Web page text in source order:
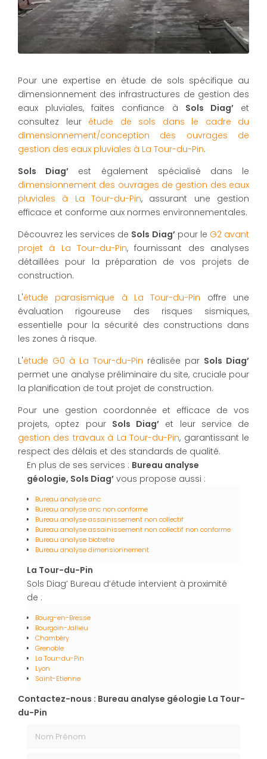
Pour une expertise en étude de sols spécifique au
dimensionnement des infrastructures de gestion des
eaux pluviales, faites confiance à Sols Diag’et
consultez leur étude de sols dans le cadre du
dimensionnement/conception des ouvrages de
gestion des eaux pluviales à La Tour-du-Pin.
Sols Diag’ est également spécialisé dans le
dimensionnement des ouvrages de gestion des eaux
pluviales à La Tour-du-Pin, assurant une gestion
efficace et conforme aux normes environnementales.
Découvrez les services de Sols Diag’pour le G2 avant
projet à La Tour-du-Pin, fournissant des analyses
détaillées pour la préparation de vos projets de
construction.
L'étude parasismique à La Tour-du-Pin offre une
évaluation rigoureuse des risques sismiques,
essentielle pour la sécurité des constructions dans
les zones à risque.
L'étude G0 à La Tour-du-Pin réalisée par Sols Diag’
permet une analyse préliminaire du site, cruciale pour
la planification de tout projet de construction.
Pour une gestion coordonnée et efficace de vos
projets, optez pour Sols Diag’ et leur service de
gestion des travaux à La Tour-du-Pin, garantissant le
respect des délais et des standards de qualité.
En plus de ses services : Bureau analyse
géologie, Sols Diag’ vous propose aussi :
Bureau analyse anc
Bureau analyse anc non conforme
Bureau analyse assainissement non collectif
Bureau analyse assainissement non collectif non conforme
Bureau analyse biotretre
Bureau analyse dimensionnement
La Tour-du-Pin
Sols Diag’ Bureau d’étude intervient à proximité
de :
Bourg-en-Bresse
Bourgoin-Jallieu
Chambéry
Grenoble
La Tour-du-Pin
Lyon
Saint-Etienne
Contactez-nous : Bureau analyse géologie La Tour-
du-Pin
Nom Prénom